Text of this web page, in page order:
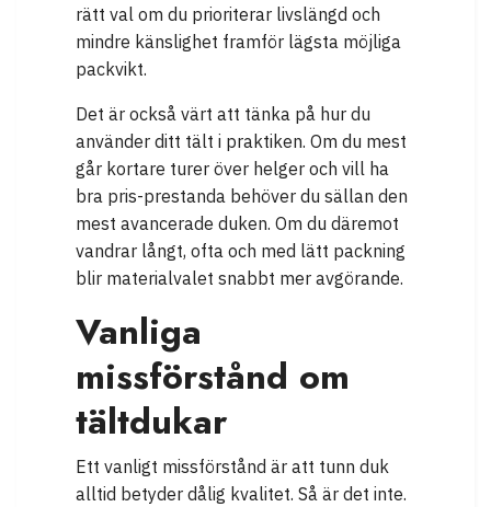
rätt val om du prioriterar livslängd och
mindre känslighet framför lägsta möjliga
packvikt.
Det är också värt att tänka på hur du
använder ditt tält i praktiken. Om du mest
går kortare turer över helger och vill ha
bra pris-prestanda behöver du sällan den
mest avancerade duken. Om du däremot
vandrar långt, ofta och med lätt packning
blir materialvalet snabbt mer avgörande.
Vanliga
missförstånd om
tältdukar
Ett vanligt missförstånd är att tunn duk
alltid betyder dålig kvalitet. Så är det inte.